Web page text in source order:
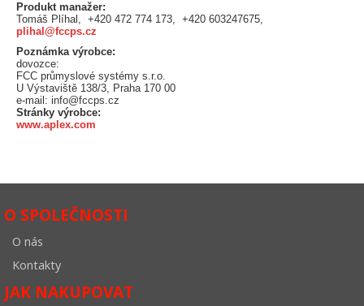
Produkt manažer:
Tomáš Plíhal, +420 472 774 173, +420 603247675,
plihal@fccps.cz
Poznámka výrobce:
dovozce:
FCC průmyslové systémy s.r.o.
U Výstaviště 138/3, Praha 170 00
e-mail: info@fccps.cz
Stránky výrobce:
www.aplex.com
O SPOLEČNOSTI
O nás
Kontakty
JAK NAKUPOVAT